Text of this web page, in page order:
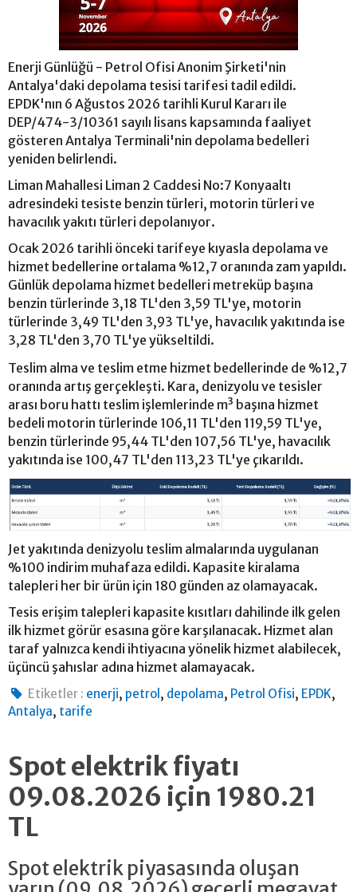
Enerji Günlüğü - Petrol Ofisi Anonim Şirketi'nin
Antalya'daki depolama tesisi tarifesi tadil edildi.
EPDK'nın 6 Ağustos 2026 tarihli Kurul Kararı ile
DEP/474-3/10361 sayılı lisans kapsamında faaliyet
gösteren Antalya Terminali'nin depolama bedelleri
yeniden belirlendi.
Liman Mahallesi Liman 2 Caddesi No:7 Konyaaltı
adresindeki tesiste benzin türleri, motorin türleri ve
havacılık yakıtı türleri depolanıyor.
Ocak 2026 tarihli önceki tarifeye kıyasla depolama ve
hizmet bedellerine ortalama %12,7 oranında zam yapıldı.
Günlük depolama hizmet bedelleri metreküp başına
benzin türlerinde 3,18 TL'den 3,59 TL'ye, motorin
türlerinde 3,49 TL'den 3,93 TL'ye, havacılık yakıtında ise
3,28 TL'den 3,70 TL'ye yükseltildi.
Teslim alma ve teslim etme hizmet bedellerinde de %12,7
oranında artış gerçekleşti. Kara, denizyolu ve tesisler
arası boru hattı teslim işlemlerinde m³ başına hizmet
bedeli motorin türlerinde 106,11 TL'den 119,59 TL'ye,
benzin türlerinde 95,44 TL'den 107,56 TL'ye, havacılık
yakıtında ise 100,47 TL'den 113,23 TL'ye çıkarıldı.
Jet yakıtında denizyolu teslim almalarında uygulanan
%100 indirim muhafaza edildi. Kapasite kiralama
talepleri her bir ürün için 180 günden az olamayacak.
Tesis erişim talepleri kapasite kısıtları dahilinde ilk gelen
ilk hizmet görür esasına göre karşılanacak. Hizmet alan
taraf yalnızca kendi ihtiyacına yönelik hizmet alabilecek,
üçüncü şahıslar adına hizmet alamayacak.
Etiketler : enerji, petrol , depolama, Petrol Ofisi, EPDK,
Antalya, tarife
Spot elektrik fiyatı
09.08.2026 için 1980.21
TL
Spot elektrik piyasasında oluşan